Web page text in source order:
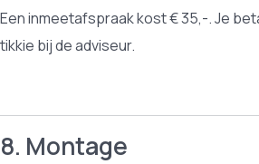
Een inmeetafspraak kost € 35,-. Je
tikkie bij de adviseur.
8. Montage